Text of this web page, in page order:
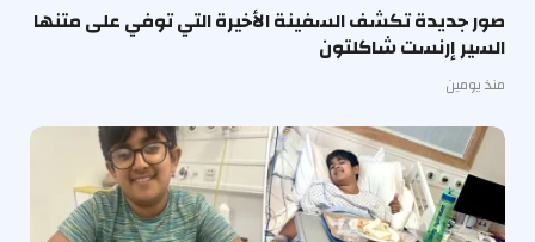
صور جديدة تكشف السفينة الأخيرة التي توفي على متنها
السير إرنست شاكلتون
منذ يومين